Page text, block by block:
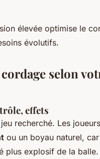
élevée optimise le
évolutifs.
selon
effets
recherché. Les joueurs
ou un boyau naturel,
plus explosif de la